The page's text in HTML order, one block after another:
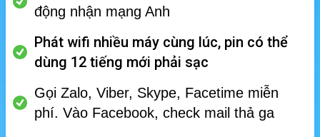
động nhận mạng Anh
Phát wifi nhiều máy cùng lúc, pin có thể
dùng 12 tiếng mới phải sạc
Gọi Zalo, Viber, Skype, Facetime miễn
phí. Vào Facebook, check mail thả ga